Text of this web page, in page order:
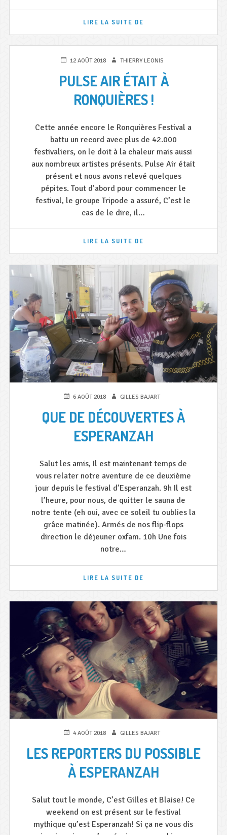
LIRE LA SUITE DE
COUPS
CŒUR
DU
BSF
PUBLIÉ12 AOÛT 2018 AUTEUR
THIERRY LEONIS
PULSE AIR ÉTAIT À
RONQUIÈRES !
Cette année encore le Ronquières Festival a
battu un record avec plus de 42.000
festivaliers, on le doit à la chaleur mais aussi
aux nombreux artistes présents. Pulse Air était
présent et nous avons relevé quelques
pépites. Tout d’abord pour commencer le
festival, le groupe Tripode a assuré, C’est le
cas de le dire, il…
LIRE LA SUITE DE
RONQUIÈRES
PUBLIÉ6 AOÛT 2018 AUTEUR
GILLES BAJART
QUE DE DÉCOUVERTES À
ESPERANZAH
Salut les amis, Il est maintenant temps de
vous relater notre aventure de ce deuxième
jour depuis le festival d’Esperanzah. 9h Il est
l’heure, pour nous, de quitter le sauna de
notre tente (eh oui, avec ce soleil tu oublies la
grâce matinée). Armés de nos flip-flops
direction le déjeuner oxfam. 10h Une fois
notre…
LIRE LA SUITE DE
ESPERANZAH
PUBLIÉ4 AOÛT 2018 AUTEUR
GILLES BAJART
LES REPORTERS DU POSSIBLE
À ESPERANZAH
Salut tout le monde, C’est Gilles et Blaise! Ce
weekend on est présent sur le festival
mythique qu’est Esperanzah! Si ça ne vous dis